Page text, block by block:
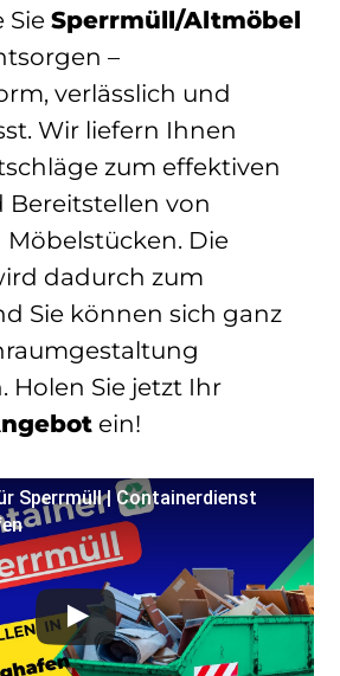
Sie Sperrmüll/Altmöbel
–
verlässlich und
Wir liefern Ihnen
zum effektiven
Bereitstellen von
Die
dadurch zum
Sie können sich ganz
Holen Sie jetzt Ihr
ein!
Sperrmüll | Containerdienst